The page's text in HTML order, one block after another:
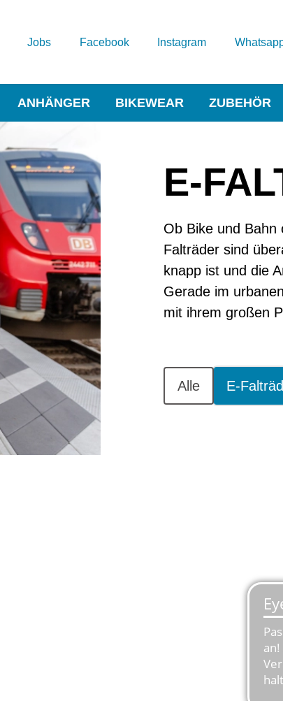
Jobs Facebook Instagram
ANHÄNGER BIKEWEAR ZUBEHÖR
E-
Ob Bike und Bahn
Falträder sind
knapp ist und die
Gerade im
mit ihrem großen
Alle E-